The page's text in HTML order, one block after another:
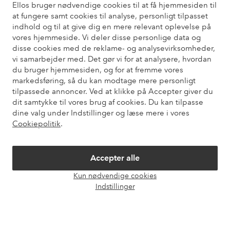
Ellos bruger nødvendige cookies til at få hjemmesiden til
at fungere samt cookies til analyse, personligt tilpasset
indhold og til at give dig en mere relevant oplevelse på
vores hjemmeside. Vi deler disse personlige data og
disse cookies med de reklame- og analysevirksomheder,
vi samarbejder med. Det gør vi for at analysere, hvordan
du bruger hjemmesiden, og for at fremme vores
markedsføring, så du kan modtage mere personligt
tilpassede annoncer. Ved at klikke på Accepter giver du
dit samtykke til vores brug af cookies. Du kan tilpasse
dine valg under Indstillinger og læse mere i vores
Cookiepolitik.
Accepter alle
Kun nødvendige cookies
Indstillinger
Har du brug for hjælp?
Du kan finde svar på de oftest stillede spørgsmål i vores FAQ.
Du kan også finde oplysninger om, hvordan du kontakter os.
Kundeservice Bestilling Betalingsmåde
Mine sider
Om Ellos